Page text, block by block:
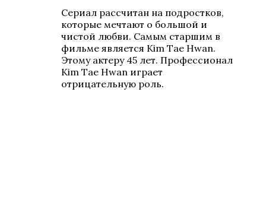
Сериал рассчитан на подростков,
которые мечтают о большой и
чистой любви. Самым старшим в
фильме является Kim Tae Hwan.
Этому актеру 45 лет. Профессионал
Kim Tae Hwan играет
отрицательную роль.